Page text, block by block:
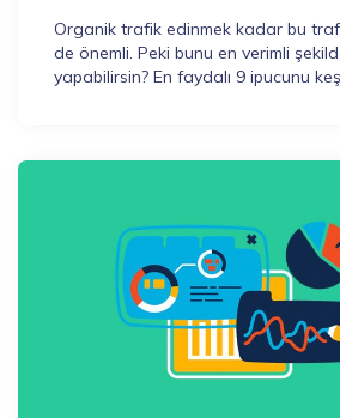
Organik trafik edinmek kadar bu
de önemli. Peki bunu en verimli
yapabilirsin? En faydalı 9 ipucunu